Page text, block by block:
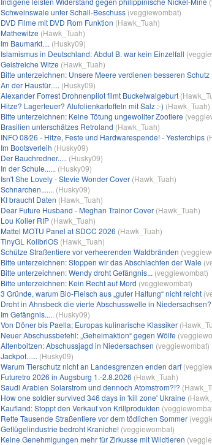
Schweinswale unter Schall-Beschuss (veggiewombat)
DVD Filme mit DVD Rom Funktion (Hawk_Tuah)
Mathewitze (Hawk_Tuah)
Im Baumarkt.... (Husky09)
Islamismus in Deutschland: Abdul B. war kein Einzelfall (
Geistreiche Witze (Hawk_Tuah)
Bitte unterzeichnen: Unsere Meere verdienen besseren Schutz
An der Haustür..... (Husky09)
Alexander Forrest Drohnenpilot filmt Buckelwalgeburt (
Hitze? Lagerfeuer? Alufolienkartoffeln mit Salz :-) (Hawk_Tuah)
Bitte unterzeichnen: Keine Tötung ungewollter Zootiere (
Brasilien unterschätzes Retroland (Hawk_Tuah)
INFO 08⁄26 - Hitze, Feste und Hardwarespende! - Yesterchips (
Im Bootsverleih (Husky09)
Der Bauchredner..... (Husky09)
In der Schule...... (Husky09)
Isn't She Lovely - Stevie Wonder Cover (Hawk_Tuah)
Schnarchen....... (Husky09)
KI braucht Daten (Hawk_Tuah)
Dear Future Husband - Meghan Trainor Cover (Hawk_Tuah)
Lou Koller RIP (Hawk_Tuah)
Mattel MOTU Panel at SDCC 2026 (Hawk_Tuah)
TinyGL KolibriOS (Hawk_Tuah)
Schütze Straßentiere vor verheerenden Waldbränden (
Bitte unterzeichnen: Stoppen wir das Abschlachten der Wale (
Bitte unterzeichnen: Wendy droht Gefängnis... (veggiewombat)
Bitte unterzeichnen: Kein Recht auf Mord (veggiewombat)
3 Gründe, warum Bio-Fleisch aus „guter Haltung“ nicht reicht (
Droht in Ahnsbeck die vierte Abschusswelle in Niedersachsen?
Im Gefängnis..... (Husky09)
Von Döner bis Paella; Europas kulinarische Klassiker (
Neuer Abschussbefehl: „Geheimaktion“ gegen Wölfe (
Altenboitzen: Abschussjagd in Niedersachsen (veggiewombat)
Jackpot...... (Husky09)
Warum Tierschutz nicht an Landesgrenzen enden darf (
Futuretro 2026 in Augsburg 1.-2.8.2026 (Hawk_Tuah)
Saudi Arabien Solarstrom und dennoch Atomstrom?!? (
How one soldier survived 346 days in 'kill zone' Ukraine (
Kaufland: Stoppt den Verkauf von Krillprodukten (
Rette Tausende Straßentiere vor dem tödlichen Sommer (
Geflügelindustrie bedroht Kraniche! (veggiewombat)
Keine Genehmigungen mehr für Zirkusse mit Wildtieren (